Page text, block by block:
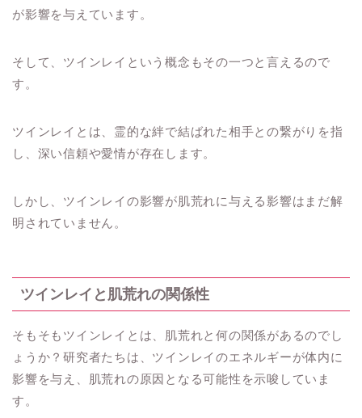
が影響を与えています。
そして、ツインレイという概念もその一つと言えるので
す。
ツインレイとは、霊的な絆で結ばれた相手との繋がりを指
し、深い信頼や愛情が存在します。
しかし、ツインレイの影響が肌荒れに与える影響はまだ解
明されていません。
ツインレイと肌荒れの関係性
そもそもツインレイとは、肌荒れと何の関係があるのでし
ょうか？研究者たちは、ツインレイのエネルギーが体内に
影響を与え、肌荒れの原因となる可能性を示唆していま
す。